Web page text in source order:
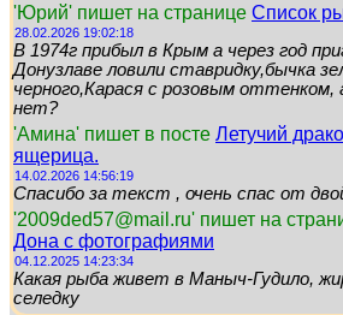
'Юрий' пишет на странице Список
28.02.2026 19:02:18
В 1974г прибыл в Крым а через год
Донузлаве ловили ставридку,бычка
черного,Карася с розовым оттенком,
нет?
'Амина' пишет в посте Летучий
ящерица.
14.02.2026 14:56:19
Спасибо за текст , очень спас от
'2009ded57@mail.ru' пишет на
Дона с фотографиями
04.12.2025 14:23:34
Какая рыба живет в Маныч-Гудило,
селедку